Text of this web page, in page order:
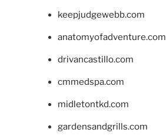
keepjudgewebb.com
anatomyofadventure.com
drivancastillo.com
cmmedspa.com
midletontkd.com
gardensandgrills.com